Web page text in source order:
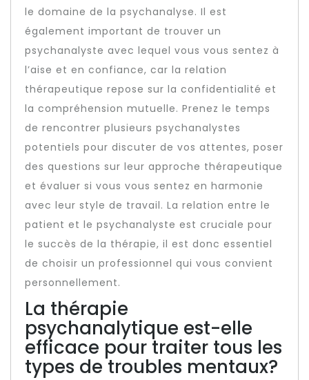
le domaine de la psychanalyse. Il est
également important de trouver un
psychanalyste avec lequel vous vous sentez à
l’aise et en confiance, car la relation
thérapeutique repose sur la confidentialité et
la compréhension mutuelle. Prenez le temps
de rencontrer plusieurs psychanalystes
potentiels pour discuter de vos attentes, poser
des questions sur leur approche thérapeutique
et évaluer si vous vous sentez en harmonie
avec leur style de travail. La relation entre le
patient et le psychanalyste est cruciale pour
le succès de la thérapie, il est donc essentiel
de choisir un professionnel qui vous convient
personnellement.
La thérapie
psychanalytique est-elle
efficace pour traiter tous les
types de troubles mentaux?